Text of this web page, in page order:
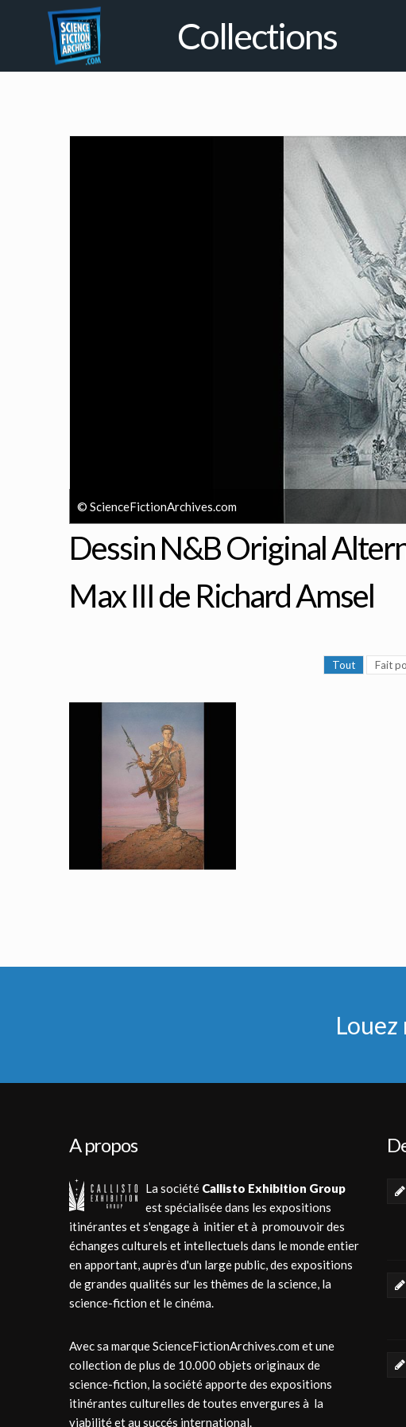
Collections
© ScienceFictionArchives.com
Dessin N&B Original
Max III de Richard Amsel
Tout Fait
A propos
La société Callisto Exhibition Group
est spécialisée dans les expositions
itinérantes et s'engage à initier et à promouvoir des
échanges culturels et intellectuels dans le monde entier
en apportant, auprès d'un large public, des expositions
de grandes qualités sur les thèmes de la science, la
science-fiction et le cinéma.
Avec sa marque ScienceFictionArchives.com et une
collection de plus de 10.000 objets originaux de
science-fiction, la société apporte des expositions
itinérantes culturelles de toutes envergures à la
viabilité et au succés international.